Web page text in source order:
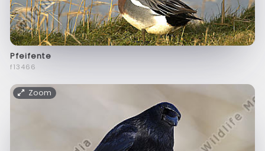
Pfeifente
f13466
Zoom